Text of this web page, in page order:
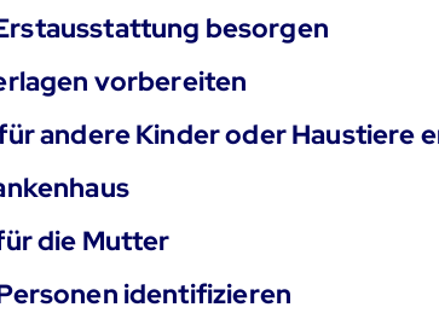
besorgen
vorbereiten
andere Kinder oder Haustiere
die Mutter
identifizieren